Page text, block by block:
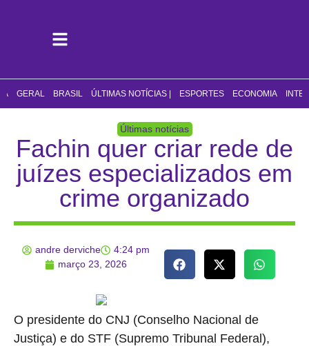
GERAL BRASIL ÚLTIMAS NOTÍCIAS | ESPORTES ECONOMIA
Últimas notícias
Fachin quer criar rede de
juízes especializados em
crime organizado
andre derviche
4:24 pm
março 23, 2026
O presidente do CNJ (Conselho Nacional de
Justiça) e do STF (Supremo Tribunal Federal),